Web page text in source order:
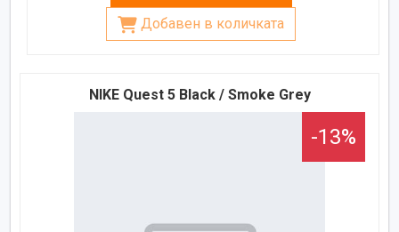
Добавен в количката
NIKE Quest 5 Black / Smoke Grey
-13%